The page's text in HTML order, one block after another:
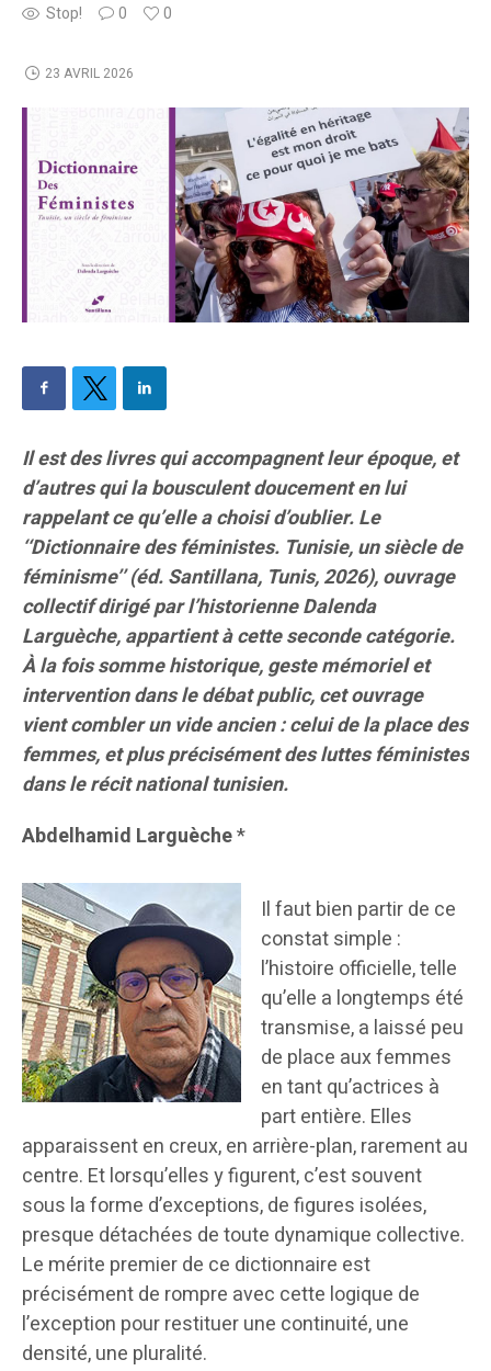
Stop! 0 0
23 AVRIL 2026
Il est des livres qui accompagnent leur époque, et
d’autres qui la bousculent doucement en lui
rappelant ce qu’elle a choisi d’oublier. Le
‘‘Dictionnaire des féministes. Tunisie, un siècle de
féminisme’’ (éd. Santillana, Tunis, 2026), ouvrage
collectif dirigé par l’historienne Dalenda
Larguèche, appartient à cette seconde catégorie.
À la fois somme historique, geste mémoriel et
intervention dans le débat public, cet ouvrage
vient combler un vide ancien : celui de la place des
femmes, et plus précisément des luttes féministes
dans le récit national tunisien.
Abdelhamid Larguèche*
Il faut bien partir de ce
constat simple :
l’histoire officielle, telle
qu’elle a longtemps été
transmise, a laissé peu
de place aux femmes
en tant qu’actrices à
part entière. Elles
apparaissent en creux, en arrière-plan, rarement au
centre. Et lorsqu’elles y figurent, c’est souvent
sous la forme d’exceptions, de figures isolées,
presque détachées de toute dynamique collective.
Le mérite premier de ce dictionnaire est
précisément de rompre avec cette logique de
l’exception pour restituer une continuité, une
densité, une pluralité.